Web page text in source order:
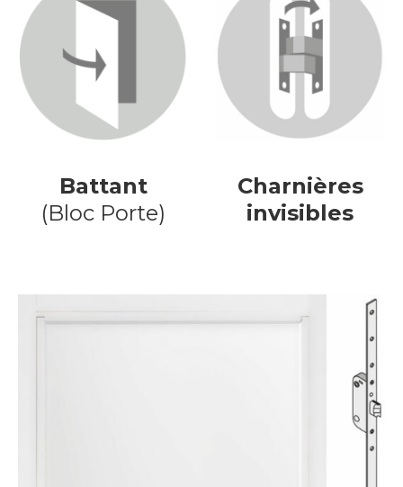
Battant
(Bloc Porte)
Charnières
invisibles